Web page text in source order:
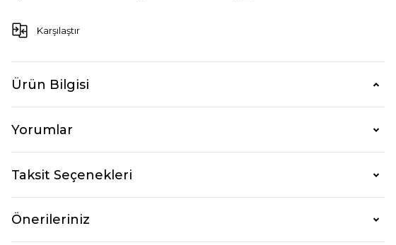
Karşılaştır
Ürün Bilgisi
Yorumlar
Taksit Seçenekleri
Önerileriniz